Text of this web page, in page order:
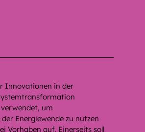
Innovationen in der
um
Energiewende zu nutzen
Vorhaben auf. Einerseits soll